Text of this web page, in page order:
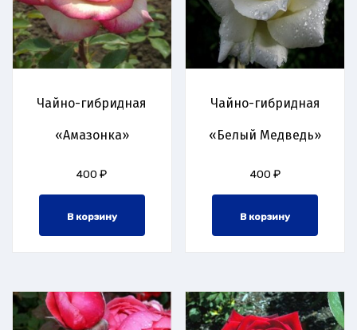
Чайно-гибридная
«Амазонка»
400₽
В корзину
Чайно-гибридная
«Белый Медведь»
400 ₽
В корзину